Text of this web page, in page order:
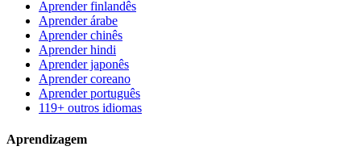
Aprender finlandês
Aprender árabe
Aprender chinês
Aprender hindi
Aprender japonês
Aprender coreano
Aprender português
119+ outros idiomas
Aprendizagem